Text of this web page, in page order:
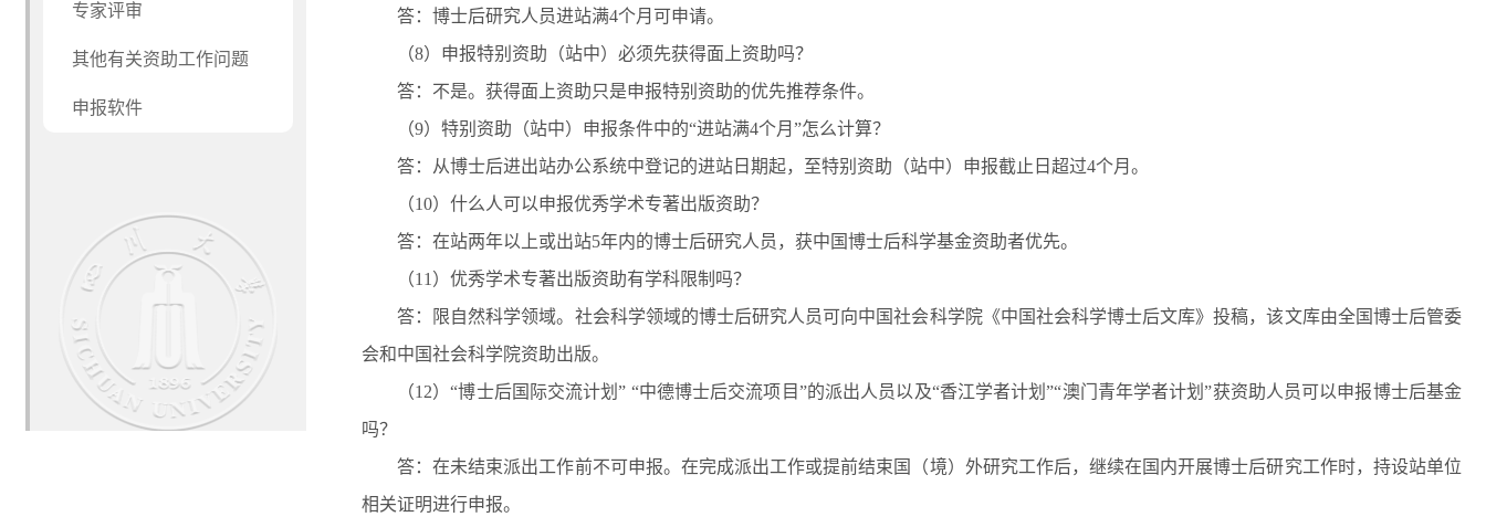
专家评审
其他有关资助工作问题
申报软件
答：博士后研究人员进站满4个月可申请。
（8）申报特别资助（站中）必须先获得面上资助吗？
答：不是。获得面上资助只是申报特别资助的优先推荐条件。
（9）特别资助（站中）申报条件中的“进站满4个月”怎么计算？
答：从博士后进出站办公系统中登记的进站日期起，至特别资助（站中）申报截止日超过4个月。
（10）什么人可以申报优秀学术专著出版资助？
答：在站两年以上或出站5年内的博士后研究人员，获中国博士后科学基金资助者优先。
（11）优秀学术专著出版资助有学科限制吗？
答：限自然科学领域。社会科学领域的博士后研究人员可向中国社会科学院《中国社会科学博士后文库》投稿，该文库由全国博士后管委
会和中国社会科学院资助出版。
（12）“博士后国际交流计划” “中德博士后交流项目”的派出人员以及“香江学者计划”“澳门青年学者计划”获资助人员可以申报博士后基金
吗？
答：在未结束派出工作前不可申报。在完成派出工作或提前结束国（境）外研究工作后，继续在国内开展博士后研究工作时，持设站单位
相关证明进行申报。